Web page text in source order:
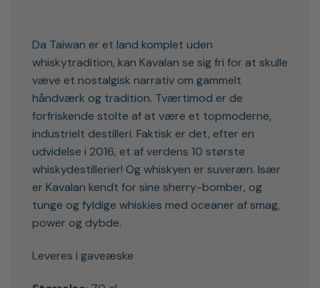
Da Taiwan er et land komplet uden
whiskytradition, kan Kavalan se sig fri for at skulle
væve et nostalgisk narrativ om gammelt
håndværk og tradition. Tværtimod er de
forfriskende stolte af at være et topmoderne,
industrielt destilleri. Faktisk er det, efter en
udvidelse i 2016, et af verdens 10 største
whiskydestillerier! Og whiskyen er suveræn. Især
er Kavalan kendt for sine sherry-bomber, og
tunge og fyldige whiskies med oceaner af smag,
power og dybde.
Leveres i gaveæske